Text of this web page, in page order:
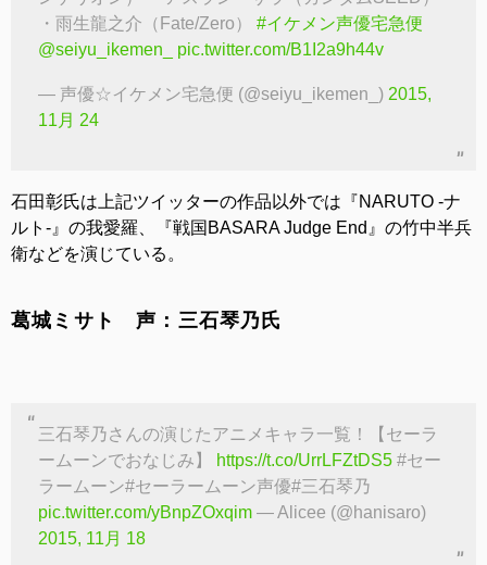
・雨生龍之介（Fate/Zero） #イケメン声優宅急便
@seiyu_ikemen_
pic.twitter.com/B1I2a9h44v
— 声優☆イケメン宅急便 (@seiyu_ikemen_) 2015,
11月 24
石田彰氏は上記ツイッターの作品以外では『NARUTO -ナ
ルト-』の我愛羅、『戦国BASARA Judge End』の竹中半兵
衛などを演じている。
葛城ミサト 声：三石琴乃氏
三石琴乃さんの演じたアニメキャラ一覧！【セーラ
ームーンでおなじみ】
https://t.co/UrrLFZtDS5 #セー
ラームーン#セーラームーン声優#三石琴乃
pic.twitter.com/yBnpZOxqim — Alicee (@hanisaro)
2015, 11月 18